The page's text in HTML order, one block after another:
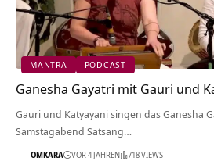
MANTRA PODCAST
Ganesha Gayatri mit Gauri und
Gauri und Katyayani singen das Ganesha
Samstagabend Satsang…
OMKARA VOR 4 JAHREN 718 VIEWS